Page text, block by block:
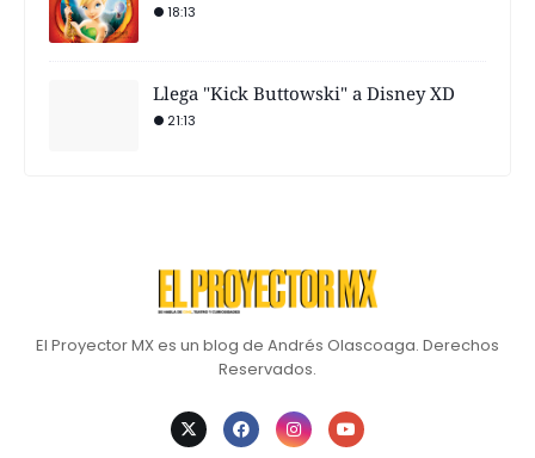
18:13
Llega "Kick Buttowski" a Disney XD
21:13
El Proyector MX es un blog de Andrés Olascoaga. Derechos
Reservados.